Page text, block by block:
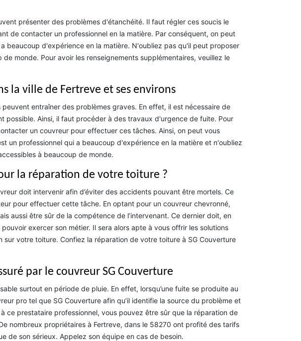
présenter des problèmes d'étanchéité. Il faut régler ces soucis le
de contacter un professionnel en la matière. Par conséquent, on peut
beaucoup d'expérience en la matière. N'oubliez pas qu'il peut proposer
monde. Pour avoir les renseignements supplémentaires, veuillez le
la ville de Fertreve et ses environs
entraîner des problèmes graves. En effet, il est nécessaire de
possible. Ainsi, il faut procéder à des travaux d'urgence de fuite. Pour
un couvreur pour effectuer ces tâches. Ainsi, on peut vous
un professionnel qui a beaucoup d'expérience en la matière et n'oubliez
à beaucoup de monde.
la réparation de votre toiture ?
doit intervenir afin d’éviter des accidents pouvant être mortels. Ce
pour effectuer cette tâche. En optant pour un couvreur chevronné,
aussi être sûr de la compétence de l’intervenant. Ce dernier doit, en
exercer son métier. Il sera alors apte à vous offrir les solutions
votre toiture. Confiez la réparation de votre toiture à SG Couverture
par le couvreur SG Couverture
surtout en période de pluie. En effet, lorsqu’une fuite se produite au
pro tel que SG Couverture afin qu’il identifie la source du problème et
ce prestataire professionnel, vous pouvez être sûr que la réparation de
nombreux propriétaires à Fertreve, dans le 58270 ont profité des tarifs
de son sérieux. Appelez son équipe en cas de besoin.